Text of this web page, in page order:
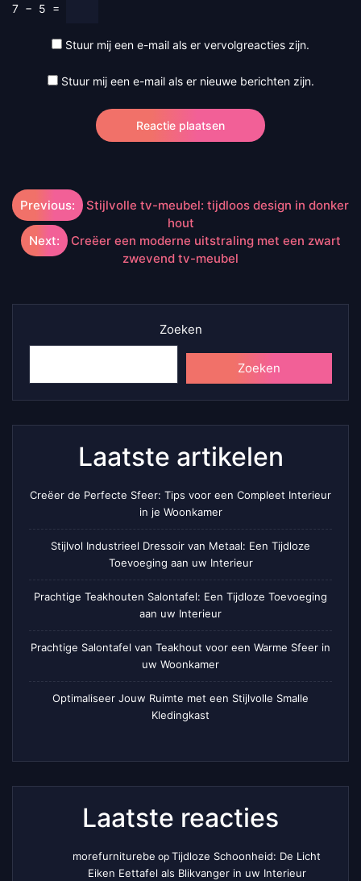
7 − 5 =
Stuur mij een e-mail als er vervolgreacties zijn.
Stuur mij een e-mail als er nieuwe berichten zijn.
Berichtnavigatie
Previous:
Stijlvolle tv-meubel: tijdloos design in donker
hout
Next:
Creëer een moderne uitstraling met een zwart
zwevend tv-meubel
Zoeken
Zoeken
Laatste artikelen
Creëer de Perfecte Sfeer: Tips voor een Compleet Interieur
in je Woonkamer
Stijlvol Industrieel Dressoir van Metaal: Een Tijdloze
Toevoeging aan uw Interieur
Prachtige Teakhouten Salontafel: Een Tijdloze Toevoeging
aan uw Interieur
Prachtige Salontafel van Teakhout voor een Warme Sfeer in
uw Woonkamer
Optimaliseer Jouw Ruimte met een Stijlvolle Smalle
Kledingkast
Laatste reacties
morefurniturebe op Tijdloze Schoonheid: De Licht
Eiken Eettafel als Blikvanger in uw Interieur